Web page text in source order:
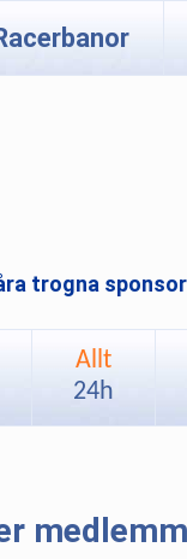
trogna
Allt
24h